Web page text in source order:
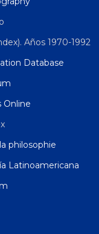
Años 1970-1992
Database
Online
philosophie
Latinoamericana